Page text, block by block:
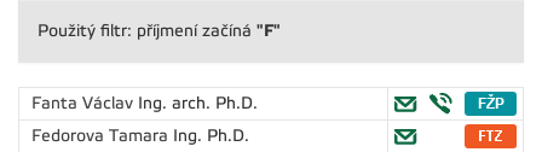
Použitý filtr: příjmení začíná "F"
Fanta Václav Ing. arch. Ph.D.
Fedorova Tamara Ing. Ph.D.